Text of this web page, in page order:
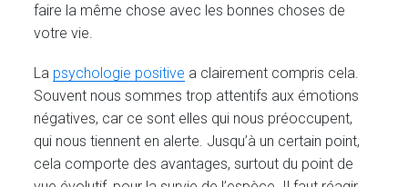
faire la même chose avec les bonnes choses de
votre vie.
La psychologie positive a clairement compris cela.
Souvent nous sommes trop attentifs aux émotions
négatives, car ce sont elles qui nous préoccupent,
qui nous tiennent en alerte. Jusqu’à un certain point,
cela comporte des avantages, surtout du point de